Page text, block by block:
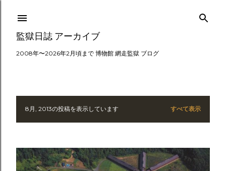
スキップしてメイン コンテンツに移動
監獄日誌 アーカイブ
2008年〜2026年2月頃まで 博物館 網走監獄 ブログ
投8月, 2013の投稿を表示しています すべて表示